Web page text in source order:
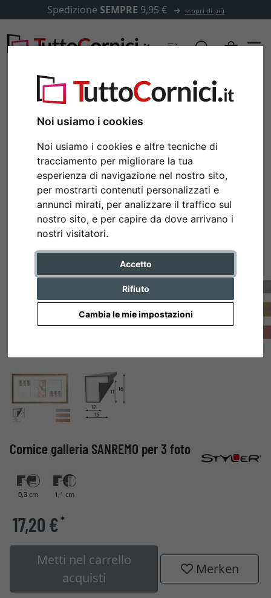
Noi usiamo i cookies
Noi usiamo i cookies e altre tecniche di
tracciamento per migliorare la tua
esperienza di navigazione nel nostro sito,
per mostrarti contenuti personalizzati e
annunci mirati, per analizzare il traffico sul
nostro sito, e per capire da dove arrivano i
nostri visitatori.
Accetto
Rifiuto
Cambia le mie impostazioni
Spedizione SEMPRE 9,95 € scopri di più
Indietro
Cornice galleria SANREMO per 3 foto
0,3 cm 1,1 cm
17,20 €*
Metti nel carrello
acquisti
Merken